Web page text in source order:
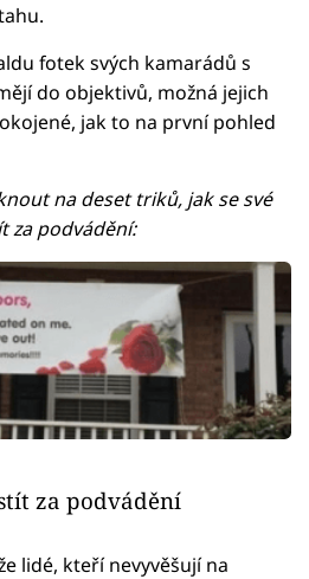
fotek svých kamarádů s
do objektivů, možná jejich
jak to na první pohled
na deset triků, jak se své
za podvádění:
za podvádění
lidé, kteří nevyvěšují na